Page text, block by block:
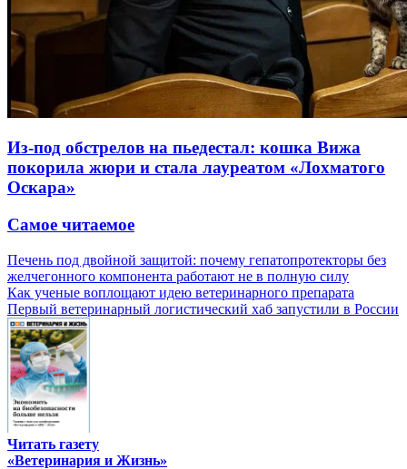
Из-под обстрелов на пьедестал: кошка Вижа
покорила жюри и стала лауреатом «Лохматого
Оскара»
Самое читаемое
Печень под двойной защитой: почему гепатопротекторы без
желчегонного компонента работают не в полную силу
Как ученые воплощают идею ветеринарного препарата
Первый ветеринарный логистический хаб запустили в России
Читать газету
«Ветеринария и Жизнь»